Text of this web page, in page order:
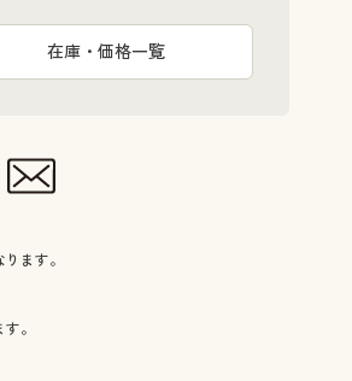
在庫・価格一覧
ます。
。